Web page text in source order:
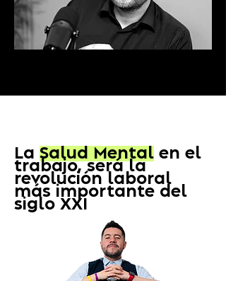
La Salud Mental en el
trabajo, será la
revolución laboral
más importante del
siglo XXI